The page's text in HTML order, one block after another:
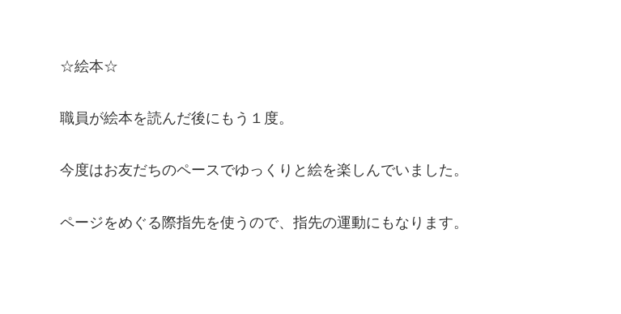
☆絵本☆
職員が絵本を読んだ後にもう１度。
今度はお友だちのペースでゆっくりと絵を楽しんでいました。
ページをめぐる際指先を使うので、指先の運動にもなります。